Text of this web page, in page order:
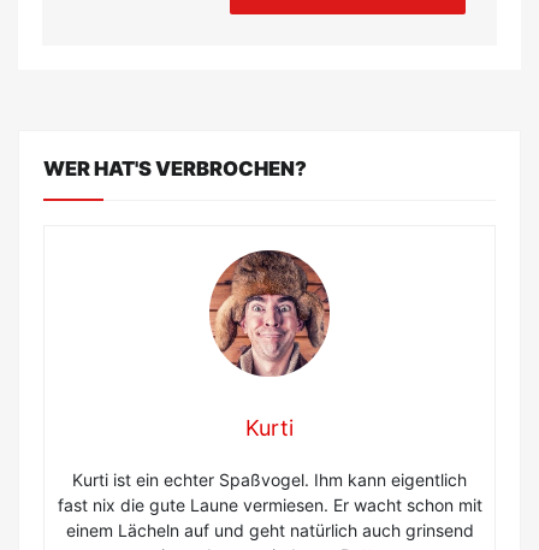
WER HAT'S VERBROCHEN?
Kurti
Kurti ist ein echter Spaßvogel. Ihm kann eigentlich
fast nix die gute Laune vermiesen. Er wacht schon mit
einem Lächeln auf und geht natürlich auch grinsend